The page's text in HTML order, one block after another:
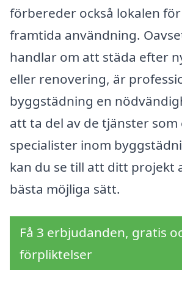
förbereder också lokalen för
framtida användning.
handlar om att städa efter
eller renovering, är
byggstädning en
att ta del av de tjänster som
specialister inom
kan du se till att ditt projekt
bästa möjliga sätt.
Få 3 erbjudanden, gratis
förpliktelser